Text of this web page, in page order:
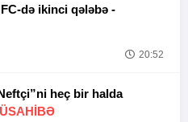
Tofiq Musayevdən UFC-də ikinci qələbə -
20:52
heç bir halda